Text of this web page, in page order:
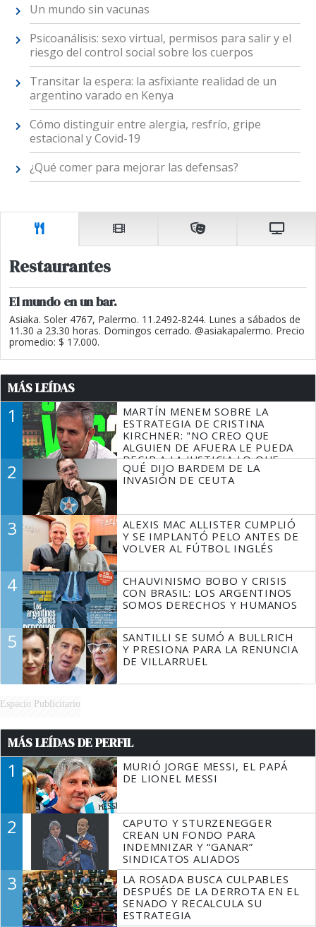
Un mundo sin vacunas
Psicoanálisis: sexo virtual, permisos para salir y el
riesgo del control social sobre los cuerpos
Transitar la espera: la asfixiante realidad de un
argentino varado en Kenya
Cómo distinguir entre alergia, resfrío, gripe
estacional y Covid-19
¿Qué comer para mejorar las defensas?
Restaurantes
El mundo en un bar.
Asiaka. Soler 4767, Palermo. 11.2492-8244. Lunes a sábados de
11.30 a 23.30 horas. Domingos cerrado. @asiakapalermo. Precio
promedio: $ 17.000.
MÁS LEÍDAS
1
MARTÍN MENEM SOBRE LA
ESTRATEGIA DE CRISTINA
KIRCHNER: "NO CREO QUE
ALGUIEN DE AFUERA LE PUEDA
DECIR A LA JUSTICIA LO QUE
TIENE QUE HACER"
2
QUÉ DIJO BARDEM DE LA
INVASIÓN DE CEUTA
3
ALEXIS MAC ALLISTER CUMPLIÓ
Y SE IMPLANTÓ PELO ANTES DE
VOLVER AL FÚTBOL INGLÉS
4
CHAUVINISMO BOBO Y CRISIS
CON BRASIL: LOS ARGENTINOS
SOMOS DERECHOS Y HUMANOS
5
SANTILLI SE SUMÓ A BULLRICH
Y PRESIONA PARA LA RENUNCIA
DE VILLARRUEL
Espacio Publicitario
MÁS LEÍDAS DE PERFIL
1
MURIÓ JORGE MESSI, EL PAPÁ
DE LIONEL MESSI
2
CAPUTO Y STURZENEGGER
CREAN UN FONDO PARA
INDEMNIZAR Y “GANAR”
SINDICATOS ALIADOS
3
LA ROSADA BUSCA CULPABLES
DESPUÉS DE LA DERROTA EN EL
SENADO Y RECALCULA SU
ESTRATEGIA